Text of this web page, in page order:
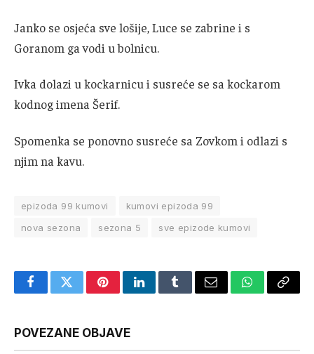
Janko se osjeća sve lošije, Luce se zabrine i s
Goranom ga vodi u bolnicu.
Ivka dolazi u kockarnicu i susreće se sa kockarom
kodnog imena Šerif.
Spomenka se ponovno susreće sa Zovkom i odlazi s
njim na kavu.
epizoda 99 kumovi
kumovi epizoda 99
nova sezona
sezona 5 sve epizode kumovi
FacebookTwitterPinterestLinkedInTumblrEmail WhatsApp
Copy
POVEZANE OBJAVE